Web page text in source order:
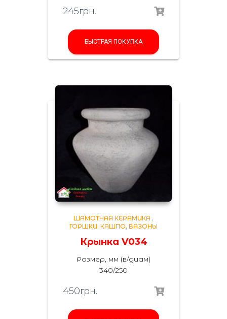
245грн.
БЫСТРАЯ ПОКУПКА
ШАМОТНАЯ КЕРАМИКА ,
ГОРШКИ, КАШПО, ВАЗОНЫ
Крынка V034
Размер, мм (в/диам)
340/250
450грн.